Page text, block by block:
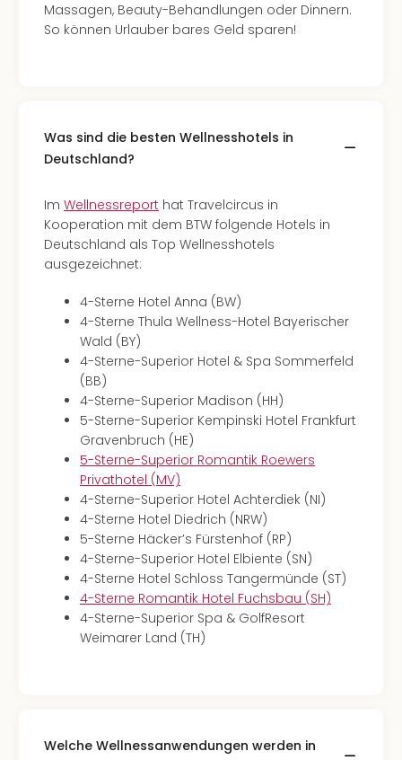
Massagen, Beauty-Behandlungen oder Dinnern.
So können Urlauber bares Geld sparen!
Was sind die besten Wellnesshotels in
Deutschland?
Im Wellnessreport hat Travelcircus in
Kooperation mit dem BTW folgende Hotels in
Deutschland als Top Wellnesshotels
ausgezeichnet:
4-Sterne Hotel Anna (BW)
4-Sterne Thula Wellness-Hotel Bayerischer
Wald (BY)
4-Sterne-Superior Hotel & Spa Sommerfeld
(BB)
4-Sterne-Superior Madison (HH)
5-Sterne-Superior Kempinski Hotel Frankfurt
Gravenbruch (HE)
5-Sterne-Superior Romantik Roewers
Privathotel (MV)
4-Sterne-Superior Hotel Achterdiek (NI)
4-Sterne Hotel Diedrich (NRW)
5-Sterne Häcker’s Fürstenhof (RP)
4-Sterne-Superior Hotel Elbiente (SN)
4-Sterne Hotel Schloss Tangermünde (ST)
4-Sterne Romantik Hotel Fuchsbau (SH)
4-Sterne-Superior Spa & GolfResort
Weimarer Land (TH)
Welche Wellnessanwendungen werden in